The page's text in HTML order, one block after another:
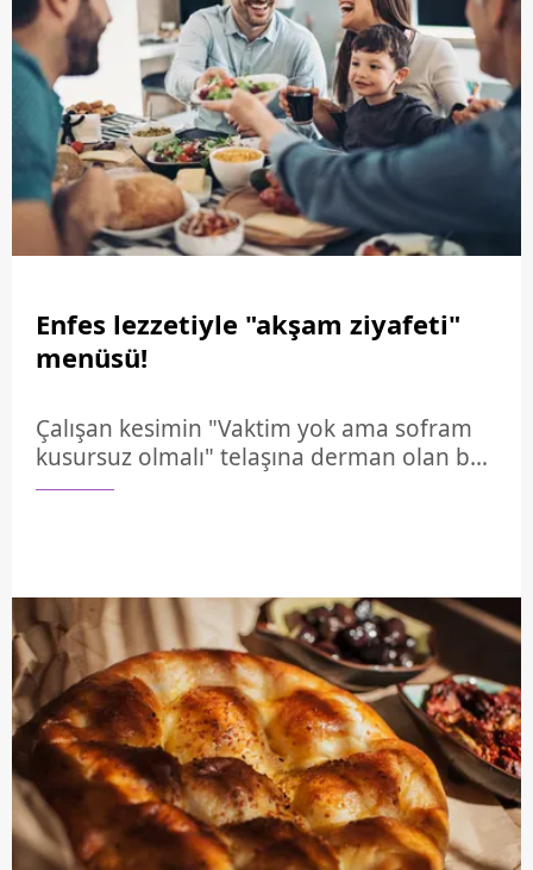
taze ekmeği sosuna banarak yemenin
keyfi, uykulu sahur vakitlerini bile bir
ziyafete dönüştürmeye yeter.
Enfes lezzetiyle "akşam ziyafeti"
menüsü!
Çalışan kesimin "Vaktim yok ama sofram
kusursuz olmalı" telaşına derman olan bu
özel reçetelerde; denizden gelen asalet,
sürprizlerle dolu bir deneyim sunacak,
hazırlaması kolay sunumu olay o tarifler…